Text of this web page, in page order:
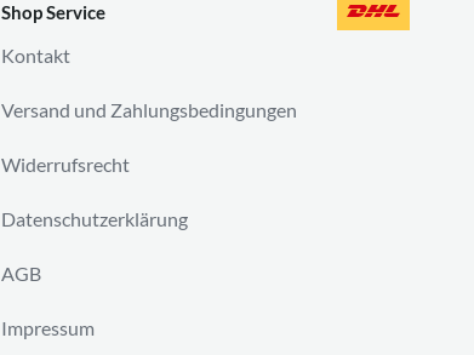
Shop Service
Kontakt
Versand und Zahlungsbedingungen
Widerrufsrecht
Datenschutzerklärung
AGB
Impressum